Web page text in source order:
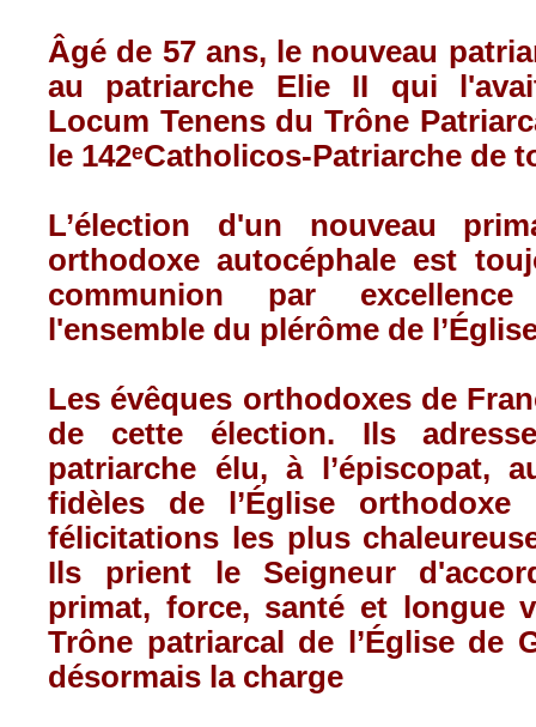
Âgé de 57 ans, le nouveau
au patriarche Elie II qui
Locum Tenens du Trône
le 142ᵉCatholicos-Patriarche de
L’élection d'un nouveau
orthodoxe autocéphale est
communion par
l'ensemble du plérôme de
Les évêques orthodoxes de
de cette élection. Ils
patriarche élu, à l’épiscopat,
fidèles de l’Église orthodoxe
félicitations les plus
Ils prient le Seigneur
primat, force, santé et longue
Trône patriarcal de l’Église de
désormais la charge